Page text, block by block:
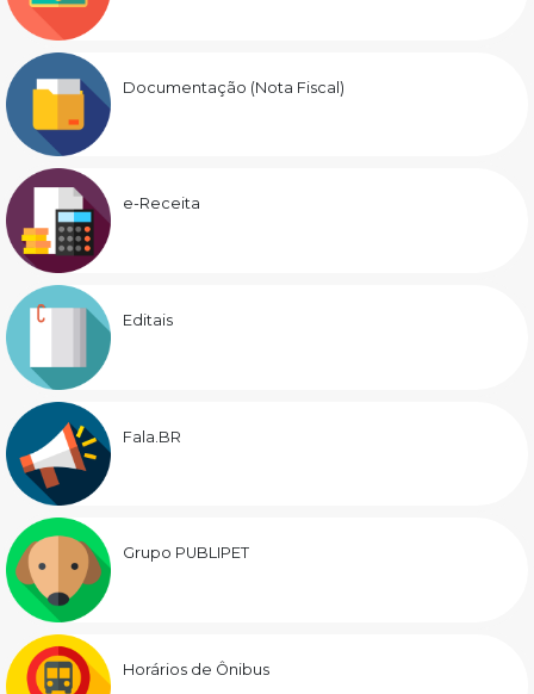
Documentação (Nota Fiscal)
e-Receita
Editais
Fala.BR
Grupo PUBLIPET
Horários de Ônibus